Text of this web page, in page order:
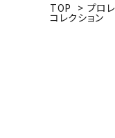
プロ野球選
Tシャツ
特集ページ
TOP > プロ
コレクション